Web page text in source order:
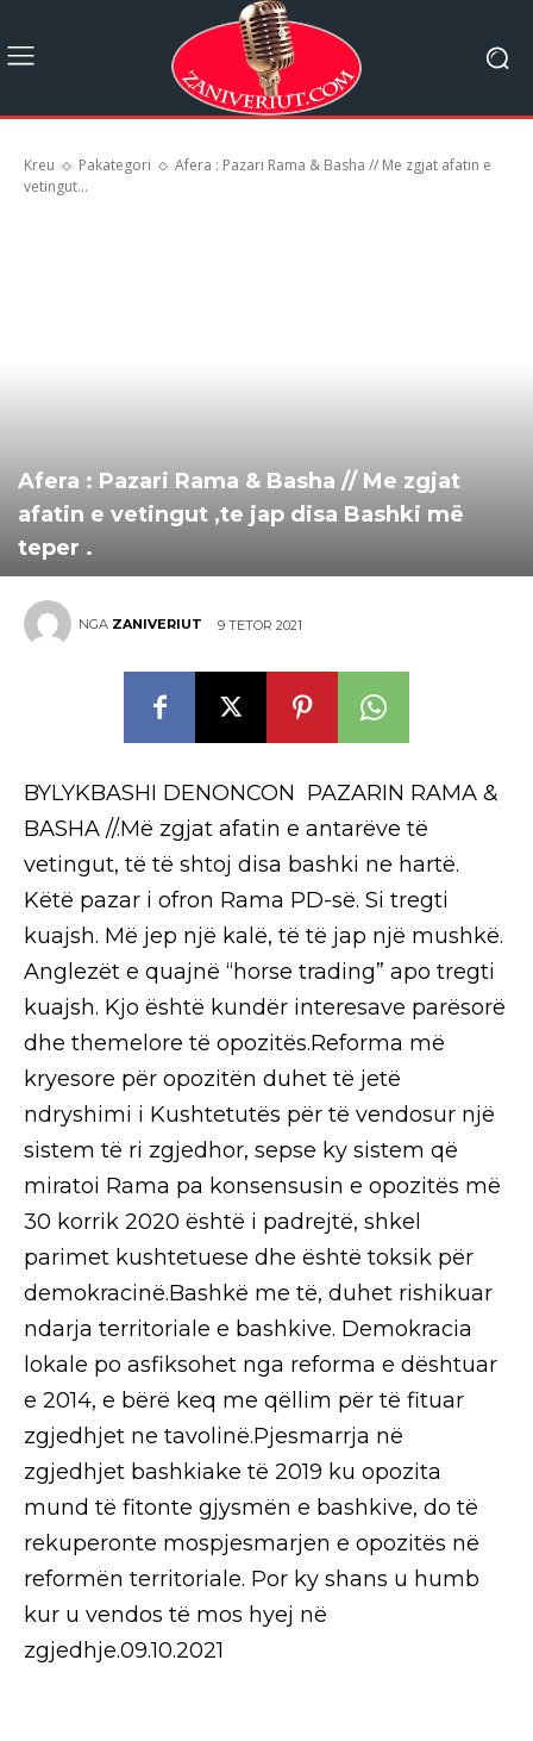
Kreu Pakategori
Afera : Pazari Rama & Basha // Me zgjat afatin e
vetingut...
Afera : Pazari Rama & Basha // Me zgjat
afatin e vetingut ,te jap disa Bashki më
teper .
NGA ZANIVERIUT 9 TETOR 2021
BYLYKBASHI DENONCON PAZARIN RAMA &
BASHA //.Më zgjat afatin e antarëve të
vetingut, të të shtoj disa bashki ne hartë.
Këtë pazar i ofron Rama PD-së. Si tregti
kuajsh. Më jep një kalë, të të jap një mushkë.
Anglezët e quajnë “horse trading” apo tregti
kuajsh. Kjo është kundër interesave parësorë
dhe themelore të opozitës.Reforma më
kryesore për opozitën duhet të jetë
ndryshimi i Kushtetutës për të vendosur një
sistem të ri zgjedhor, sepse ky sistem që
miratoi Rama pa konsensusin e opozitës më
30 korrik 2020 është i padrejtë, shkel
parimet kushtetuese dhe është toksik për
demokracinë.Bashkë me të, duhet rishikuar
ndarja territoriale e bashkive. Demokracia
lokale po asfiksohet nga reforma e dështuar
e 2014, e bërë keq me qëllim për të fituar
zgjedhjet ne tavolinë.Pjesmarrja në
zgjedhjet bashkiake të 2019 ku opozita
mund të fitonte gjysmën e bashkive, do të
rekuperonte mospjesmarjen e opozitës në
reformën territoriale. Por ky shans u humb
kur u vendos të mos hyej në
zgjedhje.09.10.2021